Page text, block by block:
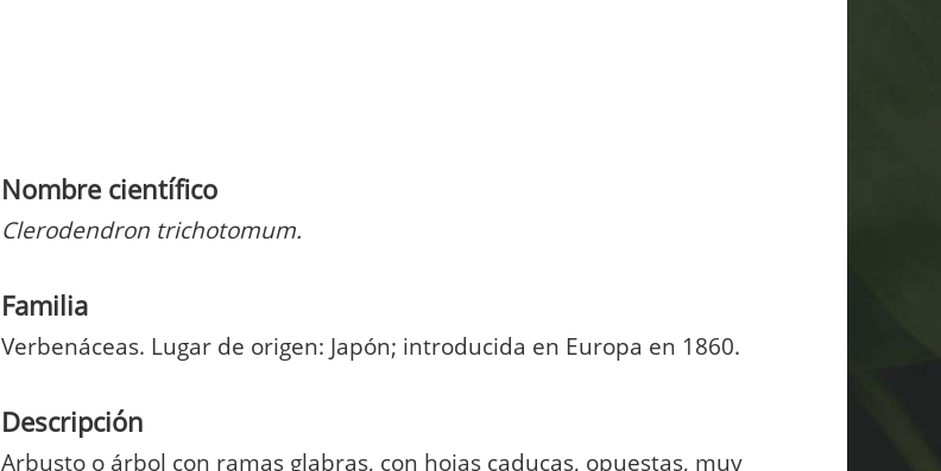
Nombre científico
Clerodendron trichotomum.
Familia
Verbenáceas. Lugar de origen: Japón; introducida en Europa en 1860.
Descripción
Arbusto o árbol con ramas glabras, con hojas caducas, opuestas, muy